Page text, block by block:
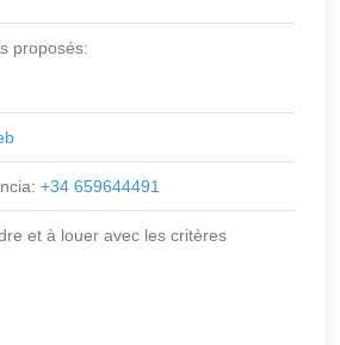
proposés:
+34 659644491
et à louer avec les critères